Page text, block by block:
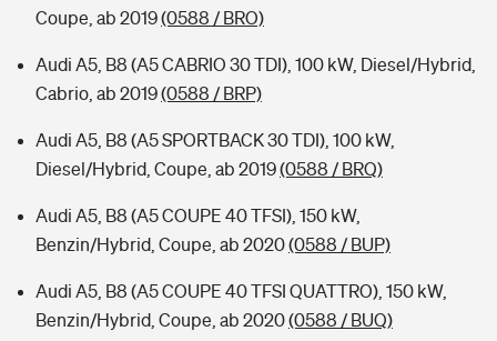
Coupe, ab 2019(0588 / BRO)
Audi A5, B8 (A5 CABRIO 30 TDI), 100 kW, Diesel/Hybrid,
Cabrio, ab 2019(0588 / BRP)
Audi A5, B8 (A5 SPORTBACK 30 TDI), 100 kW,
Diesel/Hybrid, Coupe, ab 2019(0588 / BRQ)
Audi A5, B8 (A5 COUPE 40 TFSI), 150 kW,
Benzin/Hybrid, Coupe, ab 2020(0588 / BUP)
Audi A5, B8 (A5 COUPE 40 TFSI QUATTRO), 150 kW,
Benzin/Hybrid, Coupe, ab 2020(0588 / BUQ)